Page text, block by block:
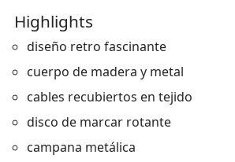
Highlights
diseño retro fascinante
cuerpo de madera y metal
cables recubiertos en tejido
disco de marcar rotante
campana metálica